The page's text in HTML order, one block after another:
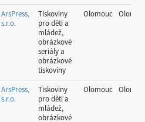
ArsPress,
s.r.o.
Tiskoviny
pro děti a
mládež,
obrázkové
seriály a
obrázkové
tiskoviny
Olomouc
ArsPress,
s.r.o.
Tiskoviny
pro děti a
mládež,
obrázkové
Olomouc